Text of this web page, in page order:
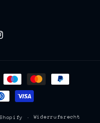
Widerrufsrecht